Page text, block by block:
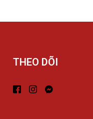
THEO DÕI